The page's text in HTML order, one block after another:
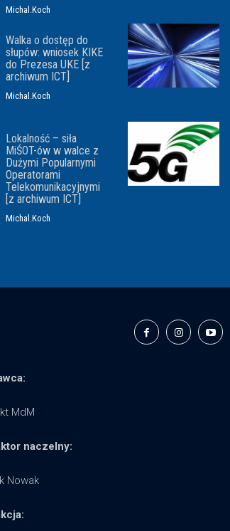
Michal.Koch
Walka o dostęp do
słupów: wniosek KIKE
do Prezesa UKE [z
archiwum ICT]
Michal.Koch
Lokalność – siła
MiŚOT-ów w walce z
Dużymi Popularnymi
Operatorami
Telekomunikacyjnymi
[z archiwum ICT]
Michal.Koch
MdM
naczelny:
Nowak